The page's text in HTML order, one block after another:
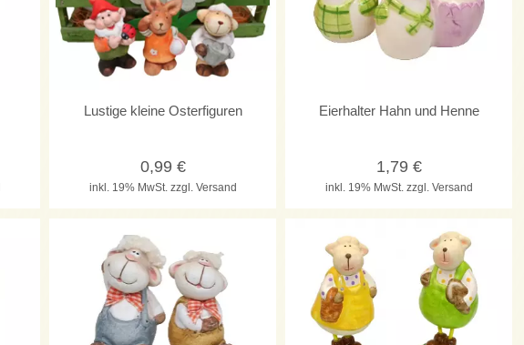
Lustige kleine Osterfiguren
inkl. 19% MwSt. zzgl. Versand
0,99€
Eierhalter Hahn und Henne
inkl. 19% MwSt. zzgl. Versand
1,79€